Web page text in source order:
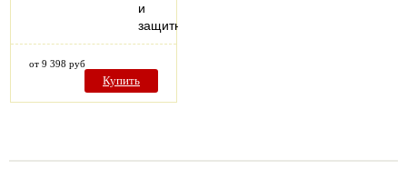
и
защитных…
от 9 398 руб
Купить